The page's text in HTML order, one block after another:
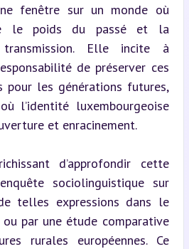
fenêtre sur un monde où
le poids du passé et la
Elle incite à
de préserver ces
pour les générations futures,
l’identité luxembourgeoise
et enracinement.
d’approfondir cette
sociolinguistique sur
telles expressions dans le
par une étude comparative
rurales européennes. Ce